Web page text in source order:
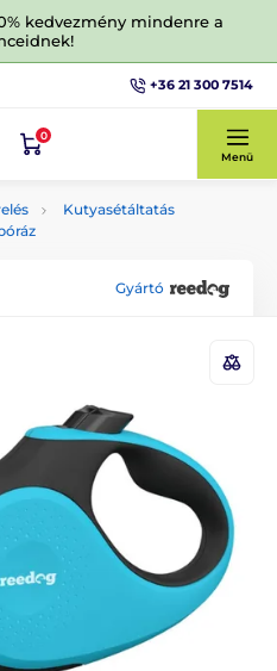
kedvezmény mindenre a
+36 21 300 7514
0
Menü
Kutyasétáltatás
Gyártó